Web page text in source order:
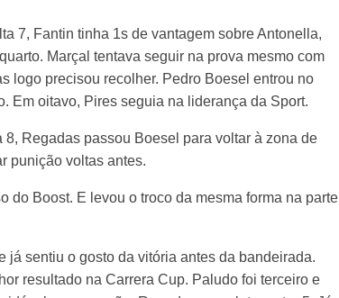
7, Fantin tinha 1s de vantagem sobre Antonella,
Marçal tentava seguir na prova mesmo com
logo precisou recolher. Pedro Boesel entrou no
Em oitavo, Pires seguia na liderança da Sport.
Regadas passou Boesel para voltar à zona de
punição voltas antes.
do Boost. E levou o troco da mesma forma na parte
já sentiu o gosto da vitória antes da bandeirada.
resultado na Carrera Cup. Paludo foi terceiro e